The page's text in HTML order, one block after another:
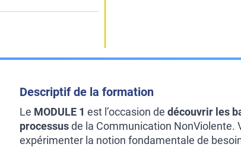
Descriptif de la formation
Le MODULE 1 est l’occasion de découvrir les
processusde la Communication NonViolente.
expérimenter la notion fondamentale de